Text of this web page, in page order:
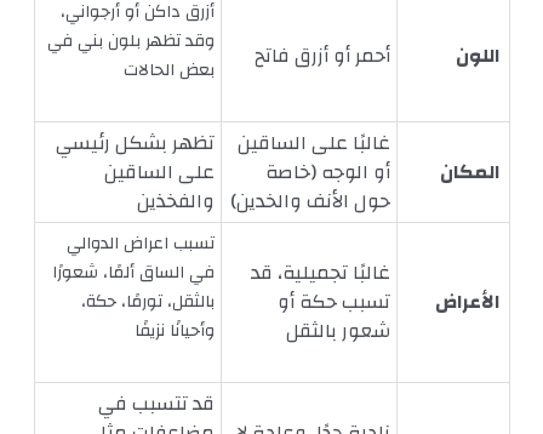
أزرق داكن أو أرجواني،
وقد تظهر بلون بني في
بعض الحالات
أحمر أو أزرق فاتح
تظهر بشكل رئيسي
على الساقين
والفخذين
غالبًا على الساقين
أو الوجه (خاصة
حول الأنف والخدين)
تسبب اعراض الدوالي
في الساق ألمًا، شعورًا
بالثقل، تورمًا، حكة،
وأحيانًا نزيفًا
غالبًا تجميلية، قد
تسبب حكة أو
شعور بالثقل
قد تتسبب في